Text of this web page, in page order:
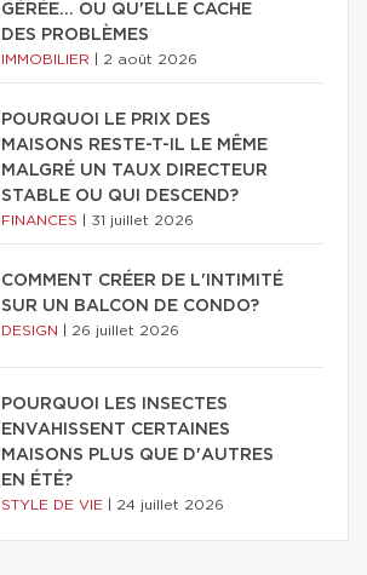
GÉRÉE… OU QU'ELLE CACHE
DES PROBLÈMES
IMMOBILIER 2 août 2026
POURQUOI LE PRIX DES
MAISONS RESTE-T-IL LE MÊME
MALGRÉ UN TAUX DIRECTEUR
STABLE OU QUI DESCEND?
FINANCES 31 juillet 2026
COMMENT CRÉER DE L'INTIMITÉ
SUR UN BALCON DE CONDO?
DESIGN 26 juillet 2026
POURQUOI LES INSECTES
ENVAHISSENT CERTAINES
MAISONS PLUS QUE D'AUTRES
EN ÉTÉ?
STYLE DE VIE 24 juillet 2026